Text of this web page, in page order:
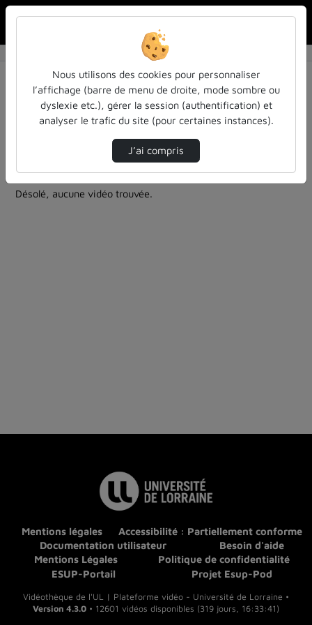
Résultats de la recherche
Filtres actifs (cliquer pour en retirer) :
culture-sciences-et-societe
Français
bibliotheques-universitaires
colloques-et-conferences
0 vidéo trouvée
Désolé, aucune vidéo trouvée.
Mentions légales
Accessibilité : Partiellement conforme
Documentation utilisateur
Besoin d'aide
Mentions Légales
Politique de confidentialité
ESUP-Portail
Projet Esup-Pod
Vidéothèque de l'UL | Plateforme vidéo - Université de Lorraine •
Version 4.3.0 • 12601 vidéos disponibles (319 jours, 16:33:41)
Nous utilisons des cookies pour personnaliser
l’affichage (barre de menu de droite, mode sombre ou
dyslexie etc.), gérer la session (authentification) et
analyser le trafic du site (pour certaines instances).
J’ai compris